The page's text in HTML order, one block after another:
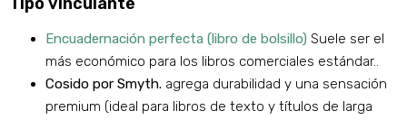
Tipo vinculante
Encuadernación perfecta (libro de bolsillo) Suele ser el
más económico para los libros comerciales estándar..
Cosido por Smyth. agrega durabilidad y una sensación
premium (ideal para libros de texto y títulos de larga